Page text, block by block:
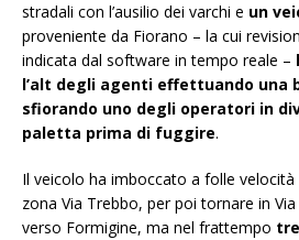
stradali con l’ausilio dei varchi e un
proveniente da Fiorano – la cui
indicata dal software in tempo reale –
l’alt degli agenti effettuando una
sfiorando uno degli operatori in
paletta prima di fuggire.
Il veicolo ha imboccato a folle
zona Via Trebbo, per poi tornare in
verso Formigine, ma nel frattempo